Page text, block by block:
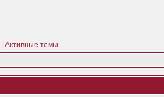
Активные темы